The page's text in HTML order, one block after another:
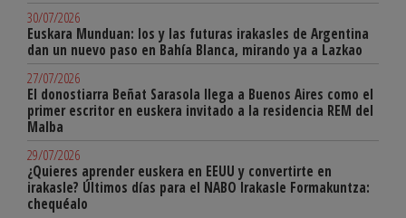
30/07/2026
Euskara Munduan: los y las futuras irakasles de Argentina
dan un nuevo paso en Bahía Blanca, mirando ya a Lazkao
27/07/2026
El donostiarra Beñat Sarasola llega a Buenos Aires como el
primer escritor en euskera invitado a la residencia REM del
Malba
29/07/2026
¿Quieres aprender euskera en EEUU y convertirte en
irakasle? Últimos días para el NABO Irakasle Formakuntza:
chequéalo